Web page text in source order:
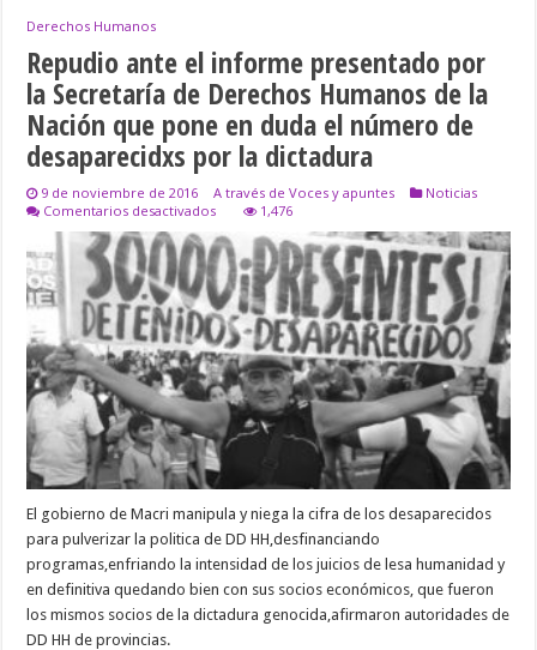
Derechos Humanos
Repudio ante el informe presentado por
la Secretaría de Derechos Humanos de la
Nación que pone en duda el número de
desaparecidxs por la dictadura
9 de noviembre de 2016 A través de Voces y apuntes
Noticias
Comentarios desactivadosen
ante
el
informe
presentado
por
la
Secretaría
de
Derechos
Humanos
de
la
Nación
que
en
duda
número
de
desaparecidxs
por
1,476
El gobierno de Macri manipula y niega la cifra de los desaparecidos
para pulverizar la politica de DD HH,desfinanciando
programas,enfriando la intensidad de los juicios de lesa humanidad y
en definitiva quedando bien con sus socios económicos, que fueron
los mismos socios de la dictadura genocida,afirmaron autoridades de
DD HH de provincias.